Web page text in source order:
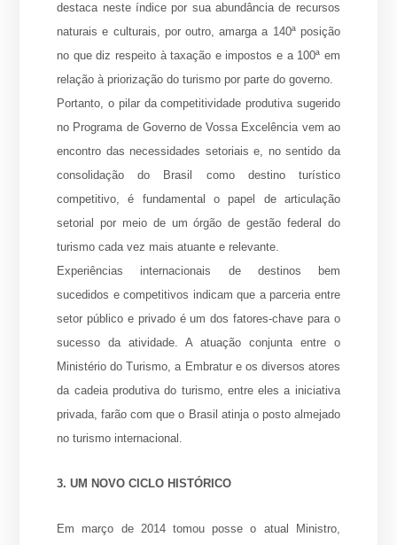
destaca neste índice por sua abundância de recursos
naturais e culturais, por outro, amarga a 140ª posição
no que diz respeito à taxação e impostos e a 100ª em
relação à priorização do turismo por parte do governo.
Portanto, o pilar da competitividade produtiva sugerido
no Programa de Governo de Vossa Excelência vem ao
encontro das necessidades setoriais e, no sentido da
consolidação do Brasil como destino turístico
competitivo, é fundamental o papel de articulação
setorial por meio de um órgão de gestão federal do
turismo cada vez mais atuante e relevante.
Experiências internacionais de destinos bem
sucedidos e competitivos indicam que a parceria entre
setor público e privado é um dos fatores-chave para o
sucesso da atividade. A atuação conjunta entre o
Ministério do Turismo, a Embratur e os diversos atores
da cadeia produtiva do turismo, entre eles a iniciativa
privada, farão com que o Brasil atinja o posto almejado
no turismo internacional.
3. UM NOVO CICLO HISTÓRICO
Em março de 2014 tomou posse o atual Ministro,